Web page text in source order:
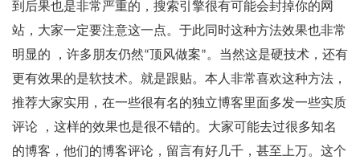
到后果也是非常严重的，搜索引擎很有可能会封掉你的网
站，大家一定要注意这一点。于此同时这种方法效果也非常
明显的 ，许多朋友仍然“顶风做案”。当然这是硬技术，还有
更有效果的是软技术。就是跟贴。本人非常喜欢这种方法，
推荐大家实用，在一些很有名的独立博客里面多发一些实质
评论 ，这样的效果也是很不错的。大家可能去过很多知名
的博客，他们的博客评论，留言有好几千，甚至上万。这个